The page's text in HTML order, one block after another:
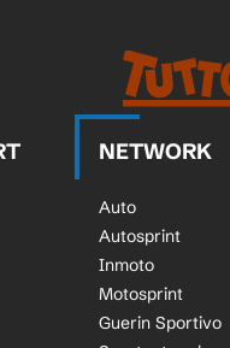
NETWORK
Auto
Autosprint
Inmoto
Motosprint
Guerin Sportivo